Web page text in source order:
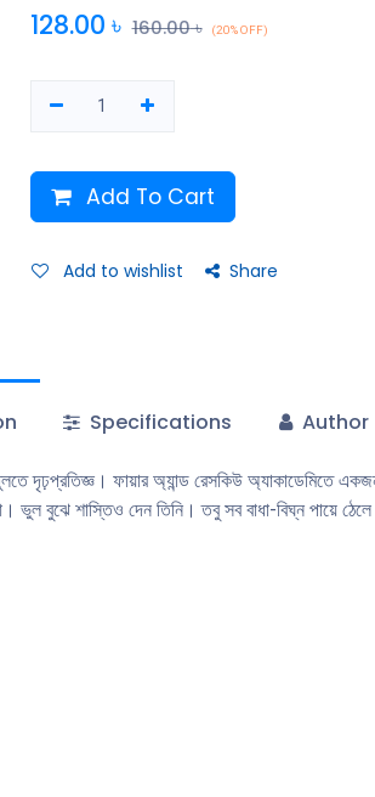
সামনে।। অগ্নিলা কি পারবে একজন প্রকৃত অগ্নিযােদ্ধা
128.00 ৳ 160.00৳ (20% OFF)
Add To Cart
Add to wishlist Share
Specifications Author
ফায়ার অ্যান্ড রেসকিউ অ্যাকাডেমিতে একজন
ভুল বুঝে শাস্তিও দেন তিনি। তবু সব বাধা-বিঘ্ন পায়ে